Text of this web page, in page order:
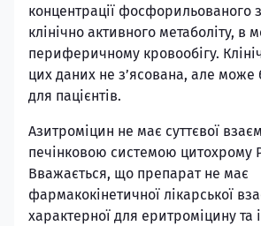
концентрації фосфорильованого
клінічно активного метаболіту, в
периферичному кровообігу.
цих даних не з’ясована, але
для пацієнтів.
Азитроміцин не має суттєвої
печінковою системою цитохрому
Вважається, що препарат не має
фармакокінетичної лікарської
характерної для еритроміцину та